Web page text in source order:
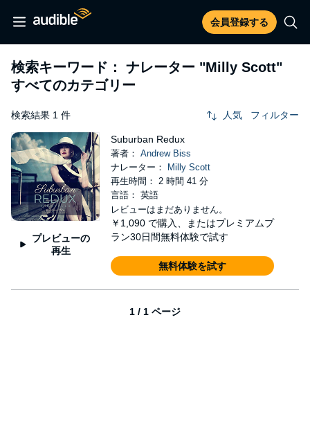
会員登録する
検索キーワード： ナレーター "Milly Scott"
すべてのカテゴリー
検索結果 1 件 人気 フィルター
プレビューの
再生
Suburban Redux
著者： Andrew Biss
ナレーター：
Milly Scott
再生時間： 2 時間 41 分
言語： 英語
レビューはまだありません。
￥1,090 で購入、またはプレミアムプ
ラン30日間無料体験で試す
無料体験を試す
1 / 1 ページ